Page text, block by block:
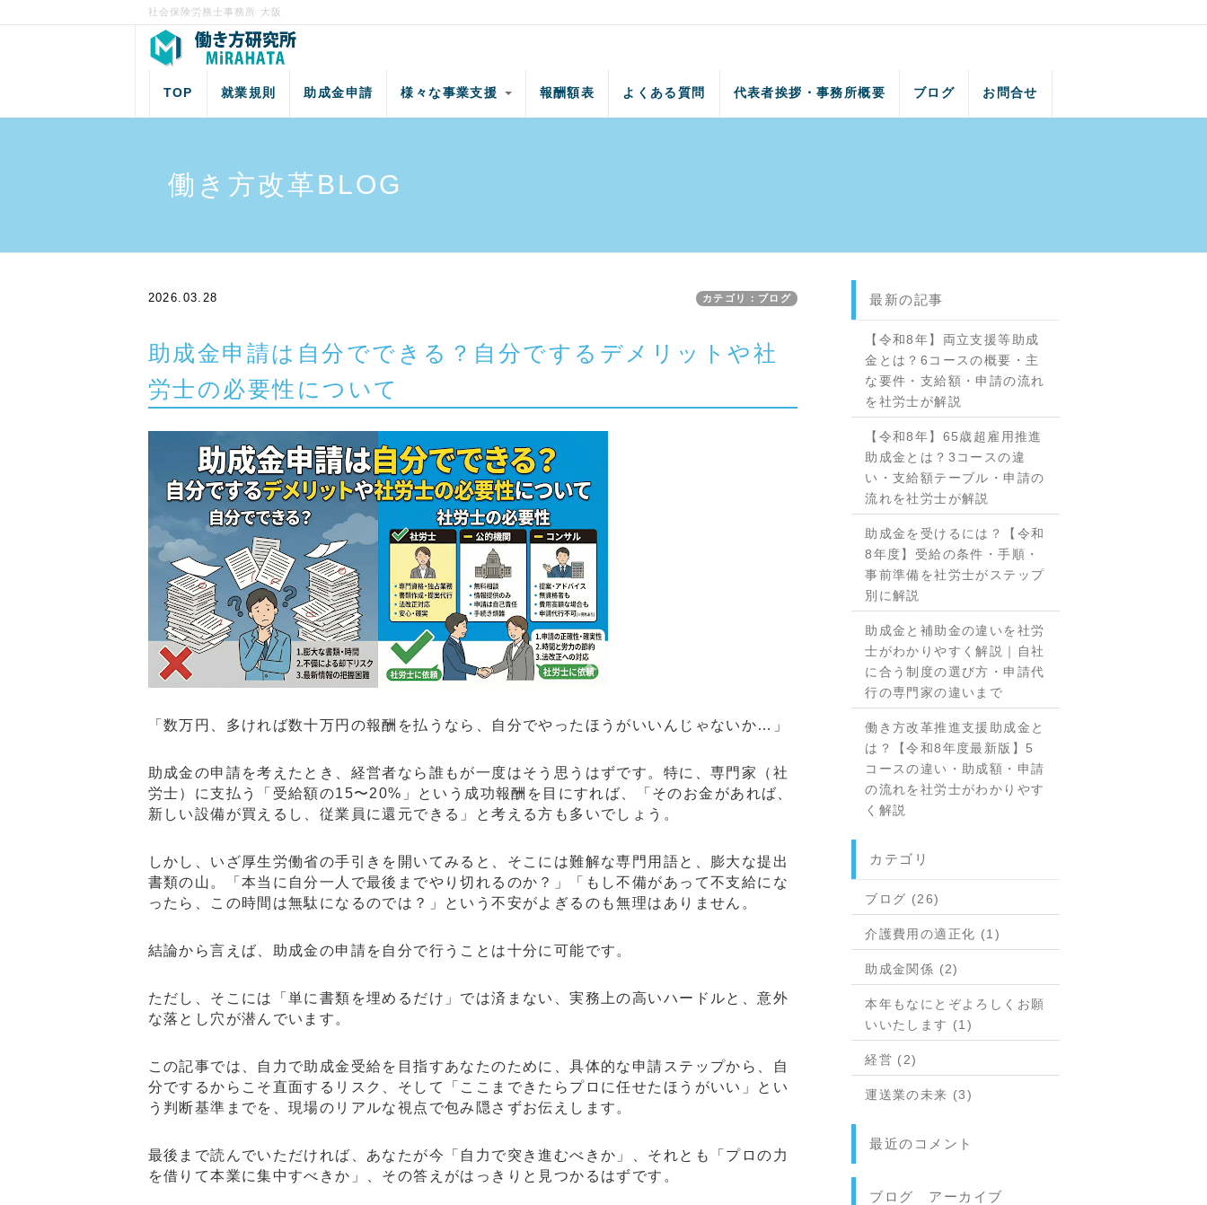
社会保険労務士事務所 大阪
TOP 就業規則 助成金申請 様々な事業支援 報酬額表 よくある質問 代表者挨拶・事務所概要 ブログ お問合せ
働き方改革BLOG
2026.03.28 カテゴリ：ブログ
助成金申請は自分でできる？自分でするデメリットや社
労士の必要性について
「数万円、多ければ数十万円の報酬を払うなら、自分でやったほうがいいんじゃないか…」
助成金の申請を考えたとき、経営者なら誰もが一度はそう思うはずです。特に、専門家（社
労士）に支払う「受給額の15〜20%」という成功報酬を目にすれば、「そのお金があれば、
新しい設備が買えるし、従業員に還元できる」と考える方も多いでしょう。
しかし、いざ厚生労働省の手引きを開いてみると、そこには難解な専門用語と、膨大な提出
書類の山。「本当に自分一人で最後までやり切れるのか？」「もし不備があって不支給にな
ったら、この時間は無駄になるのでは？」という不安がよぎるのも無理はありません。
結論から言えば、助成金の申請を自分で行うことは十分に可能です。
ただし、そこには「単に書類を埋めるだけ」では済まない、実務上の高いハードルと、意外
な落とし穴が潜んでいます。
この記事では、自力で助成金受給を目指すあなたのために、具体的な申請ステップから、自
分でするからこそ直面するリスク、そして「ここまできたらプロに任せたほうがいい」とい
う判断基準までを、現場のリアルな視点で包み隠さずお伝えします。
最後まで読んでいただければ、あなたが今「自力で突き進むべきか」、それとも「プロの力
を借りて本業に集中すべきか」、その答えがはっきりと見つかるはずです。
最新の記事
【令和8年】両立支援等助成
金とは？6コースの概要・主
な要件・支給額・申請の流れ
を社労士が解説
【令和8年】65歳超雇用推進
助成金とは？3コースの違
い・支給額テーブル・申請の
流れを社労士が解説
助成金を受けるには？【令和
8年度】受給の条件・手順・
事前準備を社労士がステップ
別に解説
助成金と補助金の違いを社労
士がわかりやすく解説｜自社
に合う制度の選び方・申請代
行の専門家の違いまで
働き方改革推進支援助成金と
は？【令和8年度最新版】5
コースの違い・助成額・申請
の流れを社労士がわかりやす
く解説
カテゴリ
ブログ (26)
介護費用の適正化 (1)
助成金関係 (2)
本年もなにとぞよろしくお願
いいたします (1)
経営 (2)
運送業の未来 (3)
最近のコメント
ブログ アーカイブ